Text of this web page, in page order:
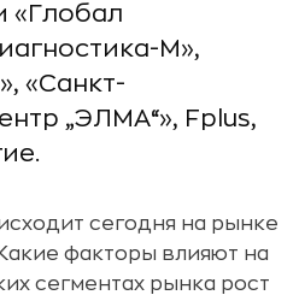
«Глобал
М»,
«Санкт-
„ЭЛМА“», Fplus,
сегодня на рынке
факторы влияют на
сегментах рынка рост